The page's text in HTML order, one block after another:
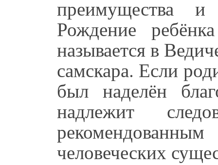
преимущества и
Рождение
называется в
самскара. Если
был наделён
надлежит
человеческих